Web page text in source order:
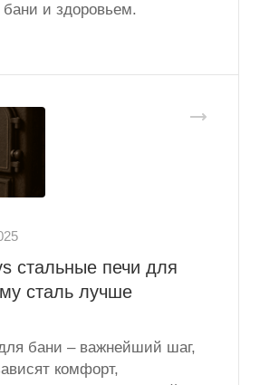
и здоровьем.
стальные печи для
сталь лучше
бани – важнейший шаг,
комфорт,